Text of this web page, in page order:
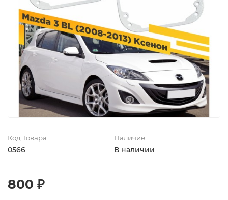
Код Товара
0566
Наличие
В наличии
800 ₽